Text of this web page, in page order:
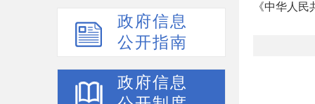
政府信息
公开指南
政府信息
《中华人